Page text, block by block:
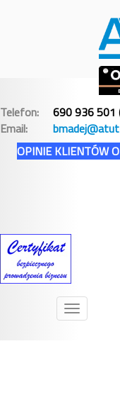
Telefon:
690 936 501
Email:
OPINIE KLIENTÓW